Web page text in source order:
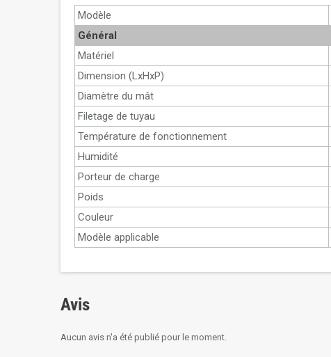
Modèle
Général
Matériel
Dimension (LxHxP)
Diamètre du mât
Filetage de tuyau
Température de fonctionnement
Humidité
Porteur de charge
Poids
Couleur
Modèle applicable
Avis
Aucun avis n'a été publié pour le moment.